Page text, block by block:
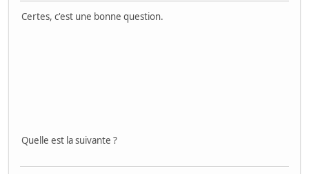
Certes, c'est une bonne question.
Quelle est la suivante ?